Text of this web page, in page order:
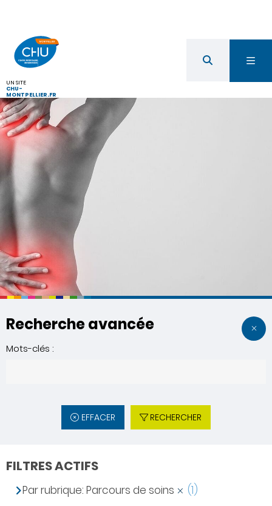
UN SITE
CHU-
MONTPELLIER.FR
Recherche avancée
Mots-clés :
EFFACER RECHERCHER
FILTRES ACTIFS
Par rubrique: Parcours de soins (1)